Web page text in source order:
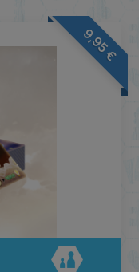
9,95
€